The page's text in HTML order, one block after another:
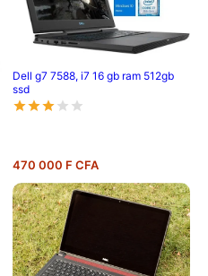
Dell g7 7588, i7 16 gb ram 512gb
ssd
470 000 F CFA